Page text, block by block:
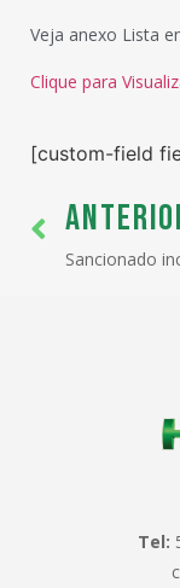
Veja anexo Lista
Clique para
[custom-field
Tel: